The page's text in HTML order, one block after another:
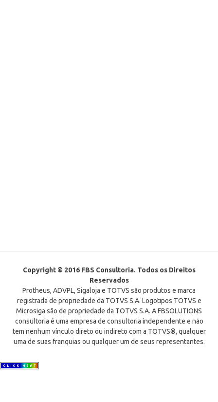
Copyright © 2016 FBS Consultoria. Todos os Direitos
Reservados
Protheus, ADVPL, Sigaloja e TOTVS são produtos e marca
registrada de propriedade da TOTVS S.A. Logotipos TOTVS e
Microsiga são de propriedade da TOTVS S.A. A FBSOLUTIONS
consultoria é uma empresa de consultoria independente e não
tem nenhum vínculo direto ou indireto com a TOTVS®, qualquer
uma de suas franquias ou qualquer um de seus representantes.